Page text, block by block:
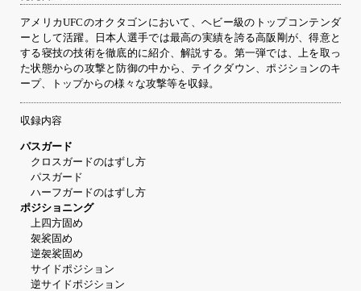
アメリカUFCのオクタゴンにおいて、ヘビー級のトップコンテンダ
ーとして活躍。日本人選手では最高の実績を誇る高阪剛が、得意と
する寝技の技術を徹底的に紹介、解説する。第一弾では、上を取っ
た状態からの攻撃と防御の中から、テイクダウン、ポジションのキ
ープ、トップからの様々な攻撃等を収録。
収録内容
パスガード
クロスガードのはずし方
パスガード
ハーフガードのはずし方
ポジショニング
上四方固め
袈裟固め
逆袈裟固め
サイドポジション
逆サイドポジション